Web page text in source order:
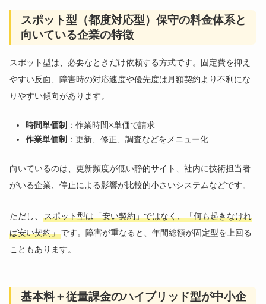
スポット型（都度対応型）保守の料金体系と
向いている企業の特徴
スポット型は、必要なときだけ依頼する方式です。固定費を抑え
やすい反面、障害時の対応速度や優先度は月額契約より不利にな
りやすい傾向があります。
時間単価制 ：作業時間×単価で請求
作業単価制 ：更新、修正、調査などをメニュー化
向いているのは、更新頻度が低い静的サイト、社内に技術担当者
がいる企業、停止による影響が比較的小さいシステムなどです。
ただし、スポット型は「安い契約」ではなく、「何も起きなけれ
ば安い契約」です。障害が重なると、年間総額が固定型を上回る
こともあります。
基本料＋従量課金のハイブリッド型が中小企